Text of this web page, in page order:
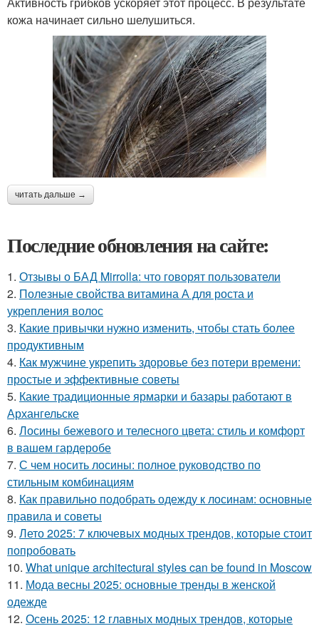
кожа начинает сильно шелушиться.
читать дальше →
Последние обновления на сайте:
1. Отзывы о БАД Mirrolla: что говорят пользователи
2. Полезные свойства витамина А для роста и
укрепления волос
3. Какие привычки нужно изменить, чтобы стать более
продуктивным
4. Как мужчине укрепить здоровье без потери времени:
простые и эффективные советы
5. Какие традиционные ярмарки и базары работают в
Архангельске
6. Лосины бежевого и телесного цвета: стиль и комфорт
в вашем гардеробе
7. С чем носить лосины: полное руководство по
стильным комбинациям
8. Как правильно подобрать одежду к лосинам: основные
правила и советы
9. Лето 2025: 7 ключевых модных трендов, которые стоит
попробовать
10. What unique architectural styles can be found in Moscow
11. Мода весны 2025: основные тренды в женской
одежде
12. Осень 2025: 12 главных модных трендов, которые